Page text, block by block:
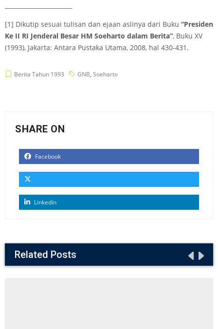
[1] Dikutip sesuai tulisan dan ejaan aslinya dari Buku “Presiden
Ke II RI Jenderal Besar HM Soeharto dalam Berita”, Buku XV
(1993), Jakarta: Antara Pustaka Utama, 2008, hal 430-431.
Berita Tahun 1993 GNB, Soeharto
SHARE ON
Facebook
Linkedin
Related Posts